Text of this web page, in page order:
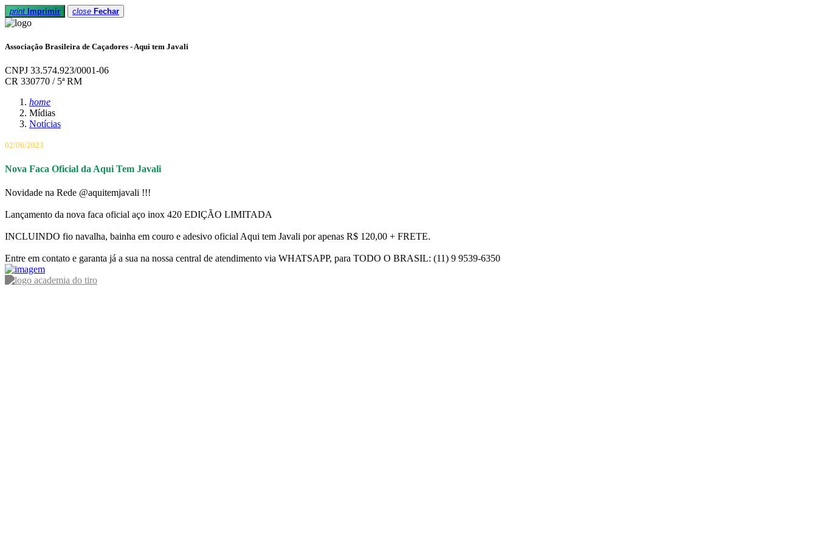
print Imprimir close Fechar
Associação Brasileira de Caçadores - Aqui tem Javali
CNPJ 33.574.923/0001-06
CR 330770 / 5ª RM
home
Mídias
Notícias
02/06/2023
Nova Faca Oficial da Aqui Tem Javali
Novidade na Rede @aquitemjavali !!!
Lançamento da nova faca oficial aço inox 420 EDIÇÃO LIMITADA
INCLUINDO fio navalha, bainha em couro e adesivo oficial Aqui tem Javali por apenas R$ 120,00 + FRETE.
Entre em contato e garanta já a sua na nossa central de atendimento via WHATSAPP, para TODO O BRASIL: (11) 9 9539-6350